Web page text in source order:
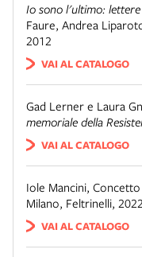
Io sono l'ultimo:
Faure, Andrea
2012
VAI AL CATALOGO
Gad Lerner e Laura
memoriale della
VAI AL CATALOGO
Iole Mancini,
Milano, Feltrinelli, 2022
VAI AL CATALOGO